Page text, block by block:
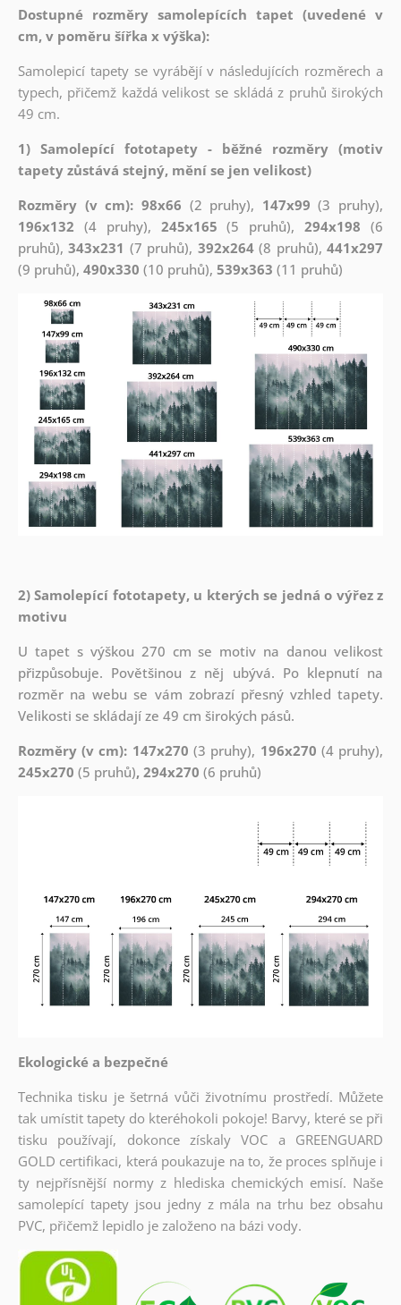
Dostupné rozměry samolepících tapet (uvedené v
cm, v poměru šířka x výška):
Samolepicí tapety se vyrábějí v následujících rozměrech a
typech, přičemž každá velikost se skládá z pruhů širokých
49 cm.
1) Samolepící fototapety - běžné rozměry (motiv
tapety zůstává stejný, mění se jen velikost)
Rozměry (v cm): 98x66 (2 pruhy), 147x99 (3 pruhy),
196x132 (4 pruhy), 245x165 (5 pruhů),294x198 (6
pruhů),343x231 (7 pruhů), 392x264(8 pruhů),441x297
(9 pruhů), 490x330 (10 pruhů), 539x363 (11 pruhů)
2) Samolepící fototapety, u kterých se jedná o výřez z
motivu
U tapet s výškou 270 cm se motiv na danou velikost
přizpůsobuje. Povětšinou z něj ubývá. Po klepnutí na
rozměr na webu se vám zobrazí přesný vzhled tapety.
Velikosti se skládají ze 49 cm širokých pásů.
Rozměry (v cm): 147x270 (3 pruhy), 196x270 (4 pruhy),
245x270 (5 pruhů), 294x270 (6 pruhů)
Ekologické a bezpečné
Technika tisku je šetrná vůči životnímu prostředí. Můžete
tak umístit tapety do kteréhokoli pokoje! Barvy, které se při
tisku používají, dokonce získaly VOC a GREENGUARD
GOLD certifikaci, která poukazuje na to, že proces splňuje i
ty nejpřísnější normy z hlediska chemických emisí. Naše
samolepící tapety jsou jedny z mála na trhu bez obsahu
PVC, přičemž lepidlo je založeno na bázi vody.